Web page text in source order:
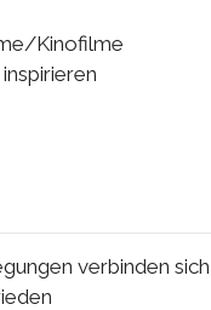
Kinofilme
verbinden sich